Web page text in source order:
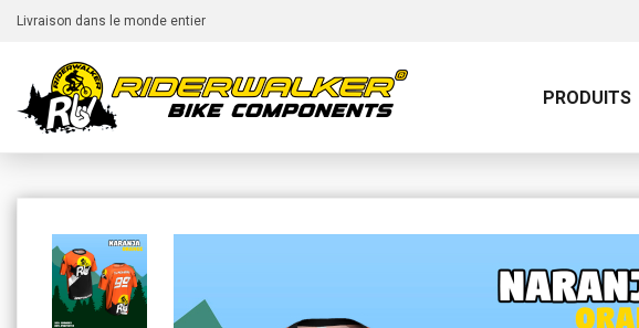
Livraison dans le monde entier
PRODUITS